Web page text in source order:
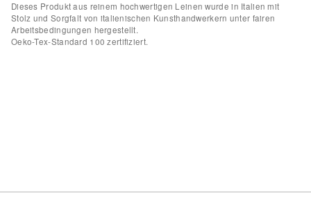
Dieses Produkt aus reinem hochwertigen Leinen wurde in Italien mit
Stolz und Sorgfalt von italienischen Kunsthandwerkern unter fairen
Arbeitsbedingungen hergestellt.
Oeko-Tex-Standard 100 zertifiziert.